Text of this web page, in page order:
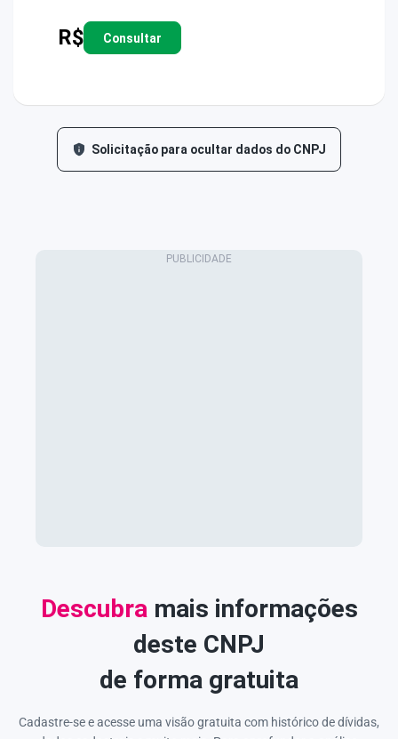
R$ Consultar
Solicitação para ocultar dados do CNPJ
Descubra mais informações
deste CNPJ
de forma gratuita
Cadastre-se e acesse uma visão gratuita com histórico de dívidas,